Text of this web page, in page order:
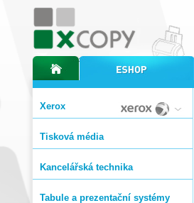
Xerox
Tisková média
Kancelářská technika
Tabule a prezentační systémy
úvodní stránka xcopyinternetový obchod xcopy